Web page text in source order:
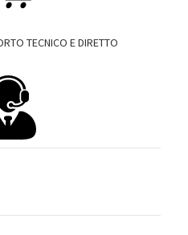
TECNICO E DIRETTO